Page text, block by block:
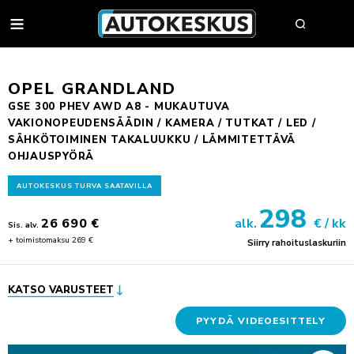
AUTOHAKU
MYY AUTOSI
VAIHTOAUTOT
BMW PREMIUM SELECTION
AUTOKESKUS TURVA -PALVELUPAKETTI
BMW
KIA
YRITYSMYYNTI
HYÖTYAJONEUVOTHUOLTO & RENKAAT
VARAA MÄÄRÄAIKAISHUOLTO
KOLARIKORJAUS & TUULILASIT
OPEL GRANDLAND
GSE 300 PHEV AWD A8 - MUKAUTUVA
VAKIONOPEUDENSÄÄDIN / KAMERA / TUTKAT / LED /
SÄHKÖTOIMINEN TAKALUUKKU / LÄMMITETTÄVÄ
OHJAUSPYÖRÄ
AUTOKESKUS TURVA SAATAVILLA
Sis. alv. 26 690 €
+ toimistomaksu 269 €
alk. 298 € / kk
Siirry rahoituslaskuriin
KATSO VARUSTEET
PYYDÄ VIDEOESITTELY